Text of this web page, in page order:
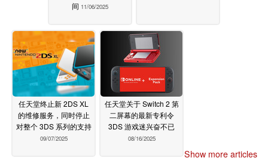
间 11/06/2025
任天堂终止新 2DS XL
的维修服务，同时停止
对整个 3DS 系列的支持
09/07/2025
任天堂关于 Switch 2 第
二屏幕的最新专利令
3DS 游戏迷兴奋不已
08/16/2025
Show more articles